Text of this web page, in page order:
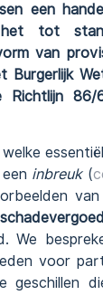
een
het tot
van
Burgerlijk
86/
inbreuk(
We
voor
geschillen